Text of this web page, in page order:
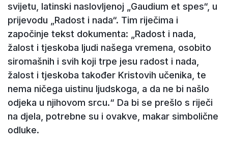
svijetu, latinski naslovljenoj „Gaudium et spes“, u
prijevodu „Radost i nada“. Tim riječima i
započinje tekst dokumenta: „Radost i nada,
žalost i tjeskoba ljudi našega vremena, osobito
siromašnih i svih koji trpe jesu radost i nada,
žalost i tjeskoba također Kristovih učenika, te
nema ničega uistinu ljudskoga, a da ne bi našlo
odjeka u njihovom srcu.“ Da bi se prešlo s riječi
na djela, potrebne su i ovakve, makar simbolične
odluke.